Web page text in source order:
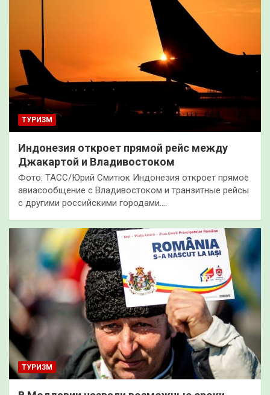
ТУРИЗМ
Индонезия откроет прямой рейс между
Джакартой и Владивостоком
Фото: ТАСС/Юрий Смитюк Индонезия откроет прямое
авиасообщение с Владивостоком и транзитные рейсы
с другими российскими городами.…
ТУРИЗМ